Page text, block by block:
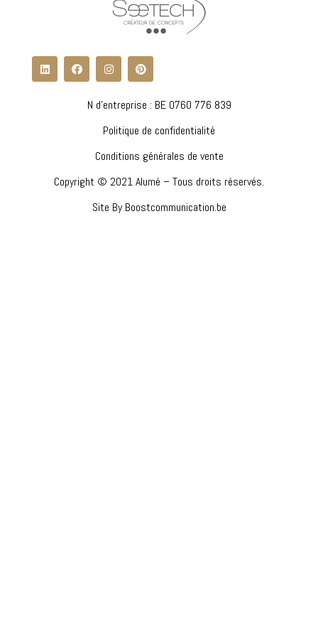
N d'entreprise : BE 0760 776 839
Politique de confidentialité
Conditions générales de vente
Copyright © 2021 Alumé – Tous droits réservés.
Site By Boostcommunication.be